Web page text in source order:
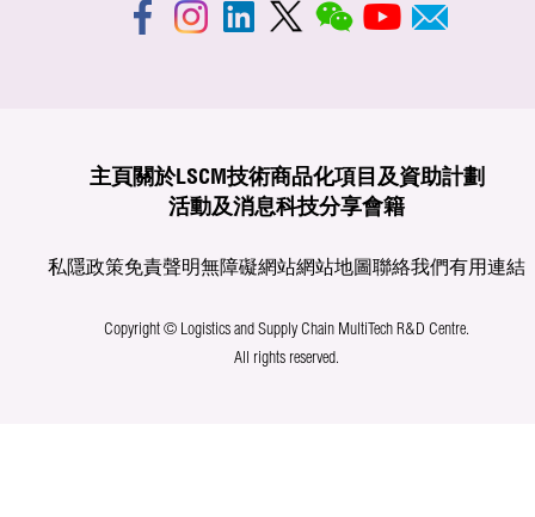
主頁 關於LSCM技術商品化項目及資助計劃
活動及消息科技分享會籍
私隱政策免責聲明無障礙網站網站地圖聯絡我們有用連結
Copyright © Logistics and Supply Chain MultiTech R&D Centre.
All rights reserved.